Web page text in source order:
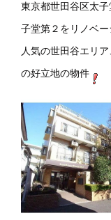
東京都世田谷区太
子堂第２をリノベ
人気の世田谷エリ
の好立地の物件